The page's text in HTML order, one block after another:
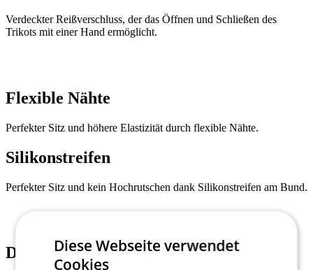
Verdeckter Reißverschluss, der das Öffnen und Schließen des
Trikots mit einer Hand ermöglicht.
Flexible Nähte
Perfekter Sitz und höhere Elastizität durch flexible Nähte.
Silikonstreifen
Perfekter Sitz und kein Hochrutschen dank Silikonstreifen am Bund.
Dreigeteilte Trikottasche
Diese Webseite verwendet
Cookies